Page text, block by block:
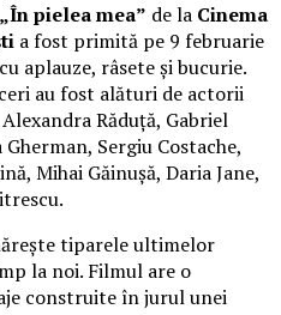
„În pielea mea” de la Cinema
a fost primită pe 9 februarie
aplauze, râsete și bucurie.
au fost alături de actorii
Răduță, Gabriel
Sergiu Costache,
Mihai Găinușă, Daria Jane,
tiparele ultimelor
la noi. Filmul are o
construite în jurul unei